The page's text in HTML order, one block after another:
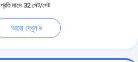
প্রতি মাসে 32 সেট/সেট
আরো দেখুন